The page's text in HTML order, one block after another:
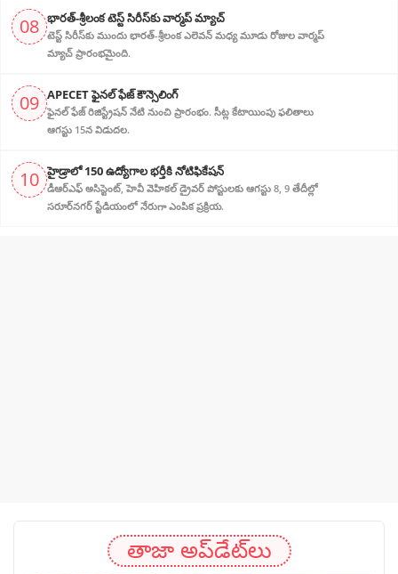
08 భారత్-శ్రీలంక టెస్ట్ సిరీస్‌కు వార్మప్ మ్యాచ్
టెస్ట్ సిరీస్‌కు ముందు భారత్-శ్రీలంక ఎలెవన్ మధ్య మూడు రోజుల వార్మప్
మ్యాచ్ ప్రారంభమైంది.
09 APECET ఫైనల్ ఫేజ్ కౌన్సెలింగ్
ఫైనల్ ఫేజ్ రిజిస్ట్రేషన్ నేటి నుంచి ప్రారంభం. సీట్ల కేటాయింపు ఫలితాలు
ఆగస్టు 15న విడుదల.
10 హైడ్రాలో 150 ఉద్యోగాల భర్తీకి నోటిఫికేషన్
డీఆర్‌ఎఫ్ అసిస్టెంట్, హెవీ వెహికల్ డ్రైవర్ పోస్టులకు ఆగస్టు 8, 9 తేదీల్లో
సరూర్‌నగర్ స్టేడియంలో నేరుగా ఎంపిక ప్రక్రియ.
తాజా అప్‌డేట్‌లు